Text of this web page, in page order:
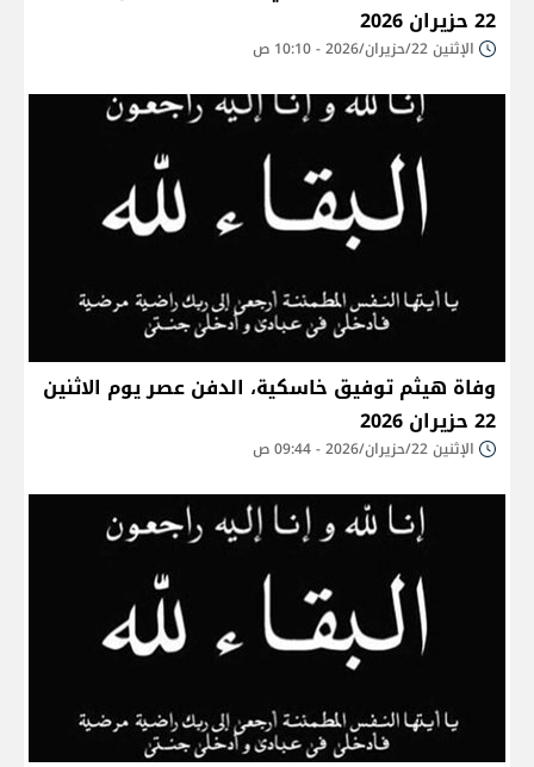
22 حزيران 2026
الإثنين 22/حزيران/2026 - 10:10 ص
وفاة هيثم توفيق خاسكية، الدفن عصر يوم الاثنين
22 حزيران 2026
الإثنين 22/حزيران/2026 - 09:44 ص